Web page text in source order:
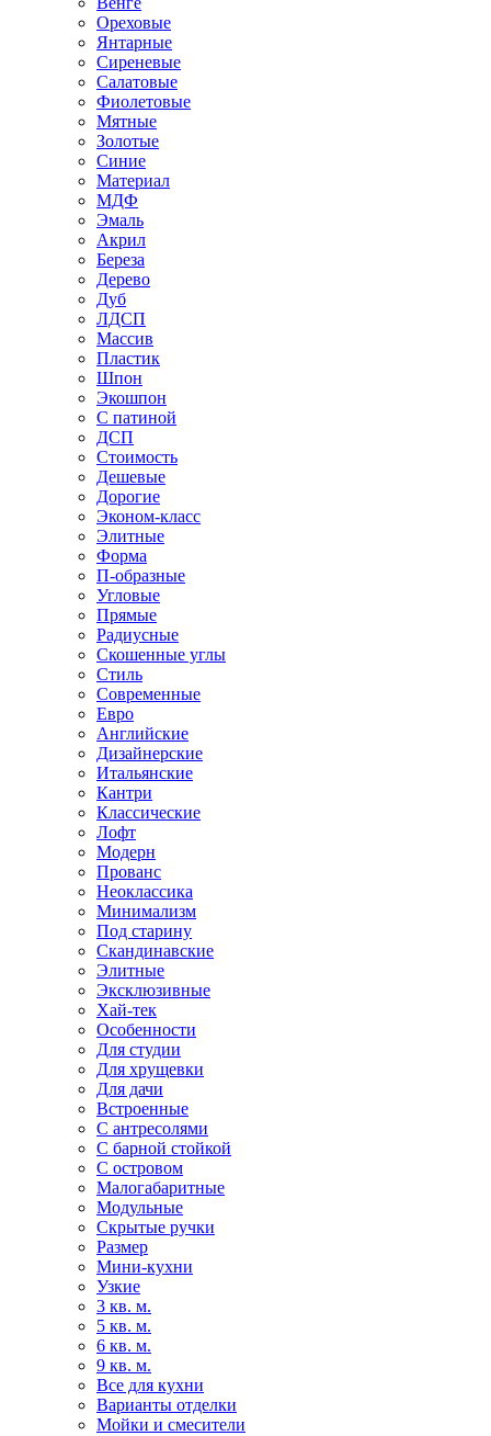
Ореховые
Янтарные
Сиреневые
Салатовые
Фиолетовые
Мятные
Золотые
Синие
Материал
МДФ
Эмаль
Акрил
Береза
Дерево
Дуб
ЛДСП
Массив
Пластик
Шпон
Экошпон
С патиной
ДСП
Стоимость
Дешевые
Дорогие
Эконом-класс
Элитные
Форма
П-образные
Угловые
Прямые
Радиусные
Скошенные углы
Стиль
Современные
Евро
Английские
Дизайнерские
Итальянские
Кантри
Классические
Лофт
Модерн
Прованс
Неоклассика
Минимализм
Под старину
Скандинавские
Элитные
Эксклюзивные
Хай-тек
Особенности
Для студии
Для хрущевки
Для дачи
Встроенные
С антресолями
С барной стойкой
С островом
Малогабаритные
Модульные
Скрытые ручки
Размер
Мини-кухни
Узкие
3 кв. м.
5 кв. м.
6 кв. м.
9 кв. м.
Все для кухни
Варианты отделки
Мойки и смесители